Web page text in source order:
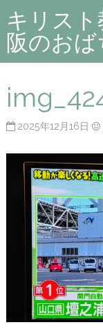
キリス
阪のお
2025年12月16日